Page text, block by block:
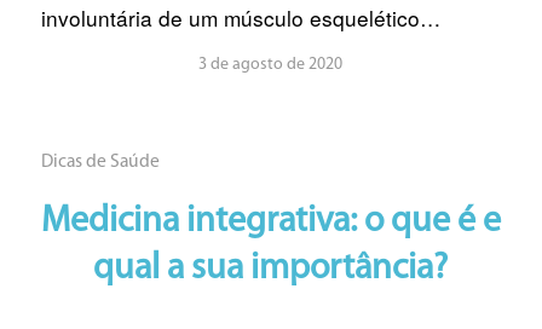
involuntária de um músculo esquelético…
3 de agosto de 2020
Dicas de Saúde
Medicina integrativa: o que é e
qual a sua importância?